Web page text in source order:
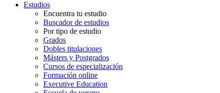
Estudios
Encuentra tu estudio
Buscador de estudios
Por tipo de estudio
Grados
Dobles titulaciones
Másters y Postgrados
Cursos de especialización
Formación online
Executive Education